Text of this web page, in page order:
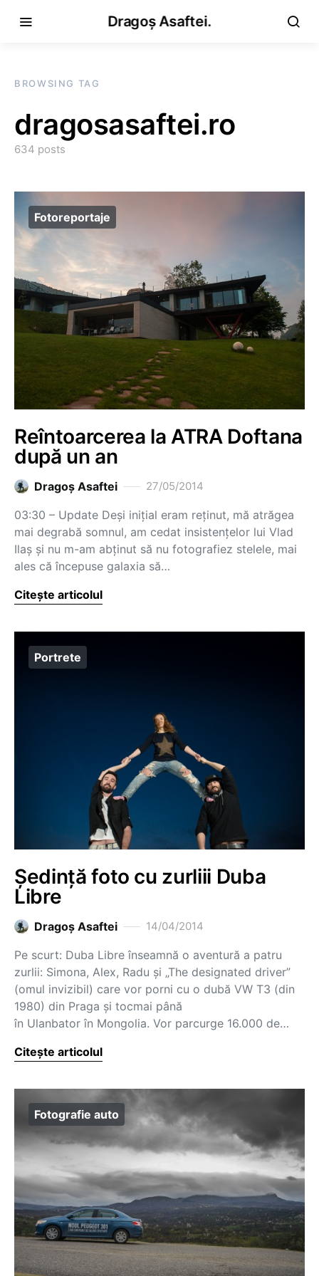
Dragoș Asaftei.
BROWSING TAG
dragosasaftei.ro
634 posts
Fotoreportaje
Reîntoarcerea la ATRA Doftana
după un an
Dragoş Asaftei 27/05/2014
03:30 – Update Deși inițial eram reținut, mă atrăgea
mai degrabă somnul, am cedat insistențelor lui Vlad
Ilaș și nu m-am abținut să nu fotografiez stelele, mai
ales că începuse galaxia să…
Citește articolul
Portrete
Ședință foto cu zurliii Duba
Libre
Dragoş Asaftei 14/04/2014
Pe scurt: Duba Libre înseamnă o aventură a patru
zurlii: Simona, Alex, Radu și „The designated driver”
(omul invizibil) care vor porni cu o dubă VW T3 (din
1980) din Praga și tocmai până
în Ulanbator în Mongolia. Vor parcurge 16.000 de…
Citește articolul
Fotografie auto